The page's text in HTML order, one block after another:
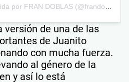
versión de una de las
de Juanito
con mucha fuerza.
al género de la
y así lo está